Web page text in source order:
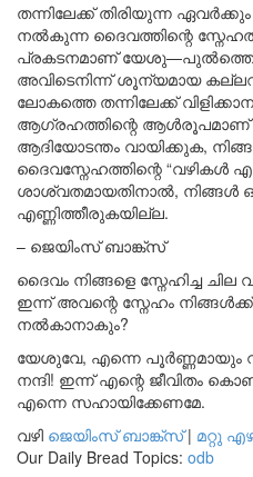
തന്നിലേക്ക് തിരിയുന്ന
നൽകുന്ന ദൈവത്തിന്റെ
പ്രകടനമാണ്
അവിടെനിന്ന് ശൂന്യമായ
ലോകത്തെ തന്നിലേക്ക്
ആഗ്രഹത്തിന്റെ
ആദിയോടന്തം വായിക്കുക,
ദൈവസ്നേഹത്തിന്റെ “വഴികൾ
ശാശ്വതമായതിനാൽ, നിങ്ങൾ
എണ്ണിത്തീരുകയില്ല.
– ജെയിംസ് ബാങ്ക്സ്
ദൈവം നിങ്ങളെ സ്നേഹിച്ച ചില
ഇന്ന് അവന്റെ സ്നേഹം
നൽകാനാകും?
യേശുവേ, എന്നെ പൂർണ്ണമായും
നന്ദി! ഇന്ന് എന്റെ ജീവിതം
എന്നെ സഹായിക്കേണമേ.
വഴി ജെയിംസ് ബാങ്ക്സ്| മറ്റു
Our Daily Bread Topics: odb